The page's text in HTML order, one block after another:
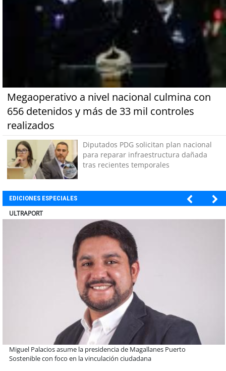
Megaoperativo a nivel nacional culmina con
656 detenidos y más de 33 mil controles
realizados
Diputados PDG solicitan plan nacional
para reparar infraestructura dañada
tras recientes temporales
EDICIONES ESPECIALES
BANCO DE CHILE
Educación y colaboración público-privada se toman La Araucanía:
encuentro reunió a líderes para abordar las brechas y oportunidades